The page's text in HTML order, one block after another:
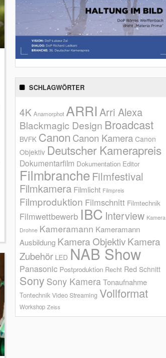
SCHLAGWÖRTER
4K Anamorphot ARRI Arri Alexa
Blackmagic Design Broadcast
BVFK Canon Canon Kamera Canon
Objektiv Deutscher Kamerapreis
Dokumentarfilm Dokumentation Editor
Filmbranche Filmfestival
Filmkamera Filmlicht Filmpreis
Filmproduktion Filmschnitt Filmtechnik
Filmwettbewerb IBC Interview Kamera
Drohne Kameramann Kameramann
Ausbildung Kamera ObjektivKamera
Zubehör LED NAB Show
Panasonic Postproduktion Recht Red Schnitt
Sony Sony KameraTonaufnahme
Tontechnik Video Streaming Vollformat
Workshop Zeiss